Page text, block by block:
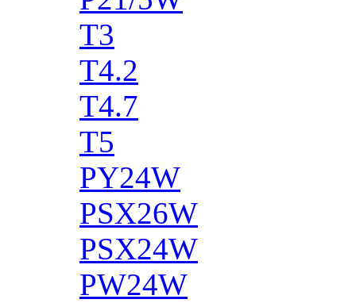
T3
T4.2
T4.7
T5
PY24W
PSX26W
PSX24W
PW24W